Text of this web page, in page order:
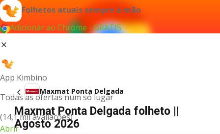
Folhetos atuais sempre à mão
Adicionar ao Chrome - GRÁTIS
App Kimbino
Todas as ofertas num só lugar
(14,1 mil avaliações)
Abrir
Maxmat Ponta Delgada
Maxmat Ponta Delgada folheto ||
Agosto 2026